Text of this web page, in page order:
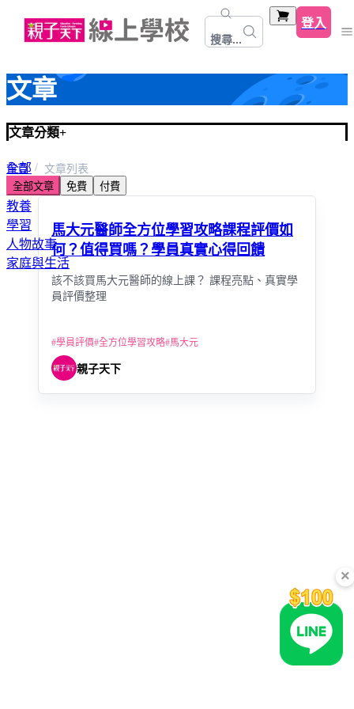
搜尋...
登入
文章
文章分類+
全部
心靈關係成長
教養
學習
人物故事
家庭與生活
首頁
文章列表
全部文章
免費 付費
馬大元醫師全方位學習攻略課程評價如
何？值得買嗎？學員真實心得回饋
該不該買馬大元醫師的線上課？ 課程亮點、真實學
員評價整理
#學員評價#全方位學習攻略#馬大元
親子天下
×